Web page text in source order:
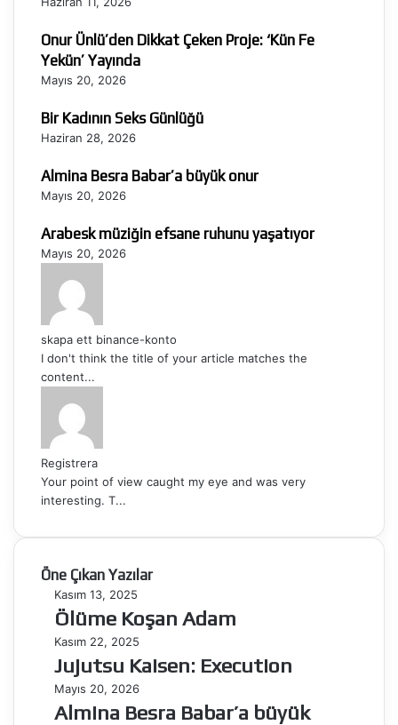
Onur Ünlü’den Dikkat Çeken Proje: ‘Kün Fe
Yekün’ Yayında
Mayıs 20, 2026
Bir Kadının Seks Günlüğü
Haziran 28, 2026
Almina Besra Babar’a büyük onur
Mayıs 20, 2026
Arabesk müziğin efsane ruhunu yaşatıyor
Mayıs 20, 2026
skapa ett binance-konto
I don't think the title of your article matches the
content...
Registrera
Your point of view caught my eye and was very
interesting. T...
Öne Çıkan Yazılar
Ölüme
Koşan
Kasım 13, 2025
Ölüme Koşan Adam
Jujutsu
Kaisen:
Execution
Kasım 22, 2025
Jujutsu Kaisen: Execution
Almina
Besra
Mayıs 20, 2026
Almina Besra Babar’a büyük